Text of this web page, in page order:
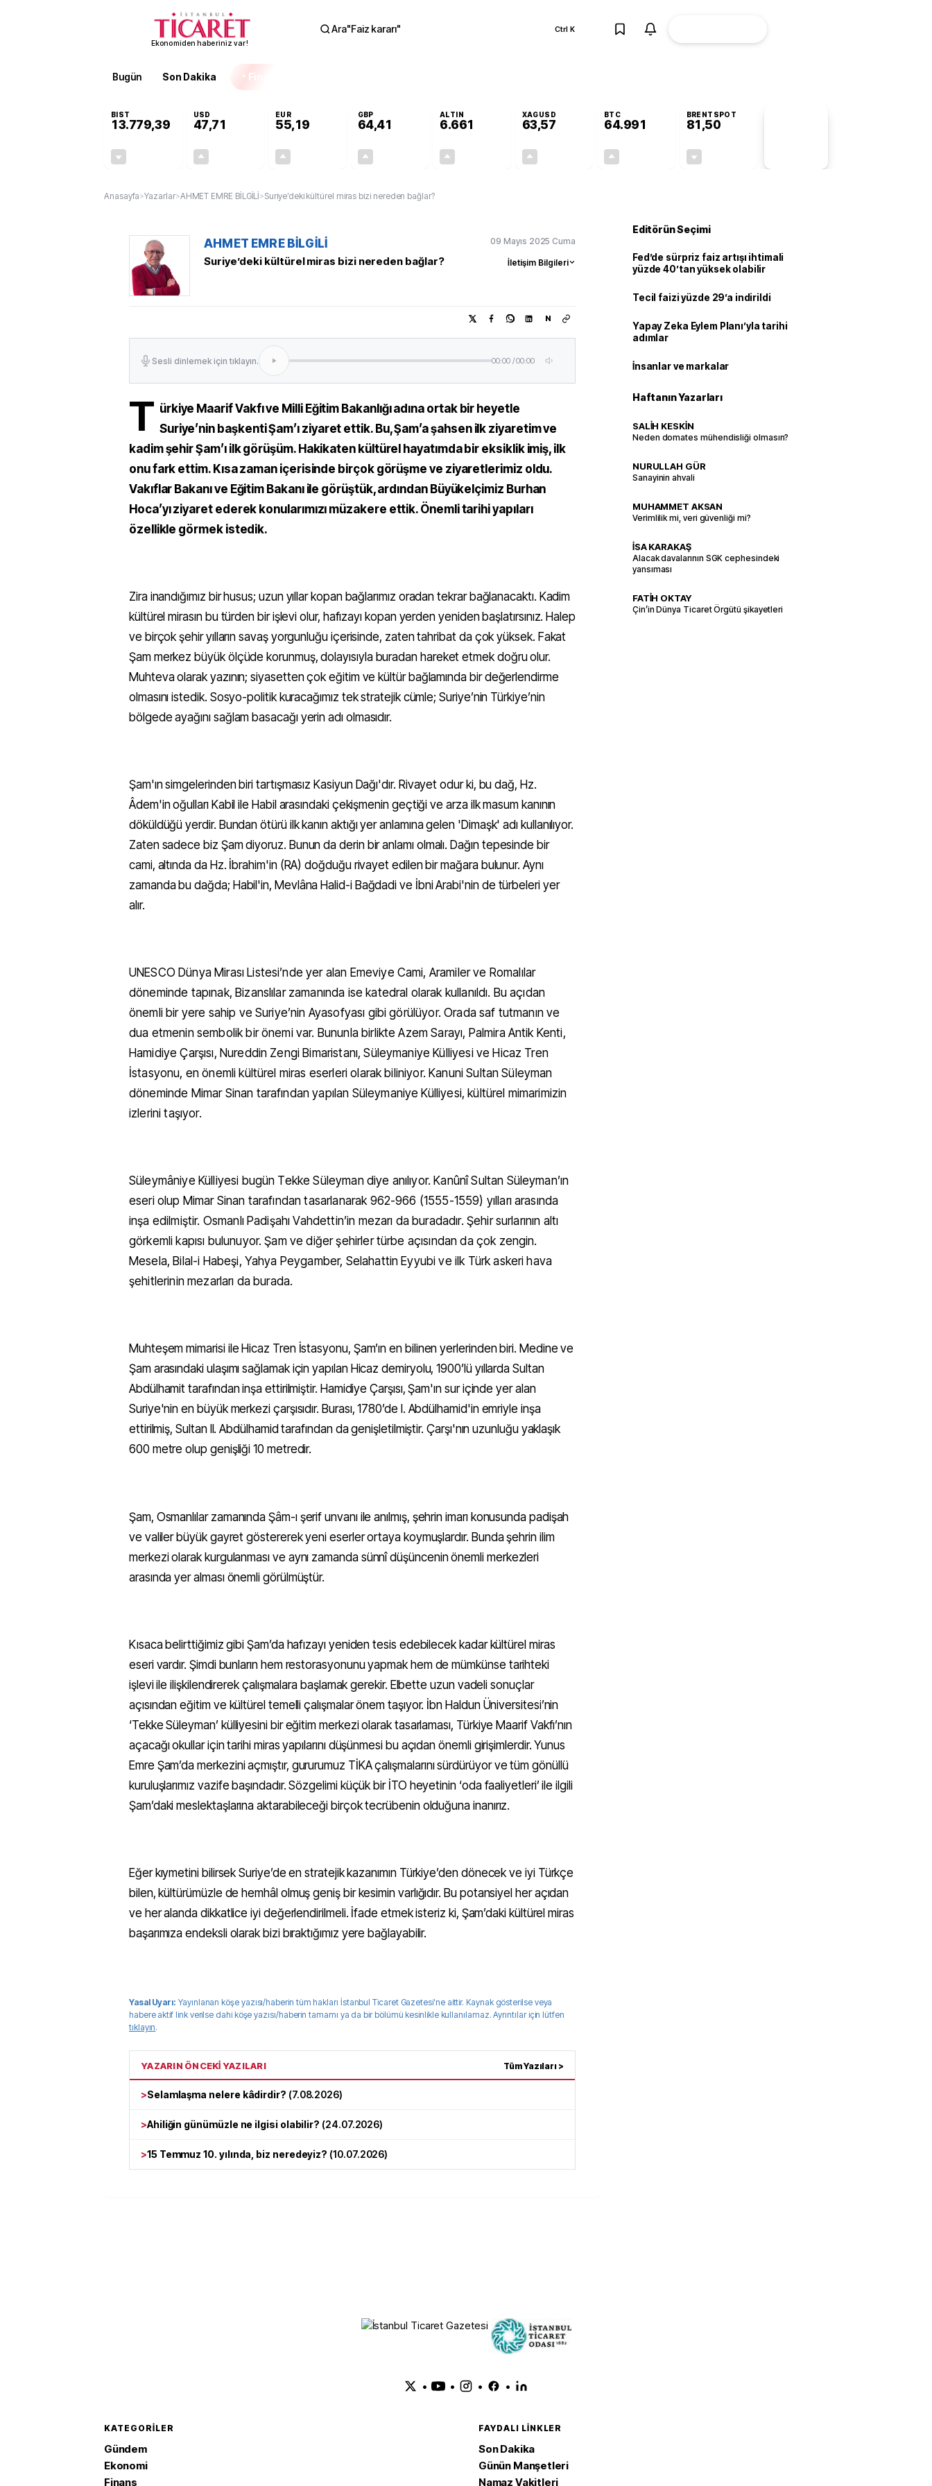
Ekonomiden haberiniz var!
Ara"Faiz kararı" Ctrl K
Bugün Son Dakika Finans
BIST
13.779,39
USD
47,71
EUR
55,19
GBP
64,41
ALTIN
6.661
XAGUSD
63,57
BTC
64.991
BRENTSPOT
81,50
Anasayfa>Yazarlar>AHMET EMRE BİLGİLİ>Suriye’deki kültürel miras bizi nereden bağlar?
AHMET EMRE BİLGİLİ
Suriye’deki kültürel miras bizi nereden bağlar?
09 Mayıs 2025 Cuma
İletişim Bilgileri
N
Sesli dinlemek için tıklayın. 00:00/00:00
T ürkiye Maarif Vakfı ve Milli Eğitim Bakanlığı adına ortak bir heyetle
Suriye’nin başkenti Şam’ı ziyaret ettik. Bu, Şam’a şahsen ilk ziyaretim ve
kadim şehir Şam’ı ilk görüşüm. Hakikaten kültürel hayatımda bir eksiklik imiş, ilk
onu fark ettim. Kısa zaman içerisinde birçok görüşme ve ziyaretlerimiz oldu.
Vakıflar Bakanı ve Eğitim Bakanı ile görüştük, ardından Büyükelçimiz Burhan
Hoca’yı ziyaret ederek konularımızı müzakere ettik. Önemli tarihi yapıları
özellikle görmek istedik.
Zira inandığımız bir husus; uzun yıllar kopan bağlarımız oradan tekrar bağlanacaktı. Kadim
kültürel mirasın bu türden bir işlevi olur, hafızayı kopan yerden yeniden başlatırsınız. Halep
ve birçok şehir yılların savaş yorgunluğu içerisinde, zaten tahribat da çok yüksek. Fakat
Şam merkez büyük ölçüde korunmuş, dolayısıyla buradan hareket etmek doğru olur.
Muhteva olarak yazının; siyasetten çok eğitim ve kültür bağlamında bir değerlendirme
olmasını istedik. Sosyo-politik kuracağımız tek stratejik cümle; Suriye’nin Türkiye’nin
bölgede ayağını sağlam basacağı yerin adı olmasıdır.
Şam'ın simgelerinden biri tartışmasız Kasiyun Dağı'dır. Rivayet odur ki, bu dağ, Hz.
Âdem'in oğulları Kabil ile Habil arasındaki çekişmenin geçtiği ve arza ilk masum kanının
döküldüğü yerdir. Bundan ötürü ilk kanın aktığı yer anlamına gelen 'Dimaşk' adı kullanılıyor.
Zaten sadece biz Şam diyoruz. Bunun da derin bir anlamı olmalı. Dağın tepesinde bir
cami, altında da Hz. İbrahim'in (RA) doğduğu rivayet edilen bir mağara bulunur. Aynı
zamanda bu dağda; Habil'in, Mevlâna Halid-i Bağdadi ve İbni Arabi'nin de türbeleri yer
alır.
UNESCO Dünya Mirası Listesi’nde yer alan Emeviye Cami, Aramiler ve Romalılar
döneminde tapınak, Bizanslılar zamanında ise katedral olarak kullanıldı. Bu açıdan
önemli bir yere sahip ve Suriye’nin Ayasofyası gibi görülüyor. Orada saf tutmanın ve
dua etmenin sembolik bir önemi var. Bununla birlikte Azem Sarayı, Palmira Antik Kenti,
Hamidiye Çarşısı, Nureddin Zengi Bimaristanı, Süleymaniye Külliyesi ve Hicaz Tren
İstasyonu, en önemli kültürel miras eserleri olarak biliniyor. Kanuni Sultan Süleyman
döneminde Mimar Sinan tarafından yapılan Süleymaniye Külliyesi, kültürel mimarimizin
izlerini taşıyor.
Süleymâniye Külliyesi bugün Tekke Süleyman diye anılıyor. Kanûnî Sultan Süleyman’ın
eseri olup Mimar Sinan tarafından tasarlanarak 962-966 (1555-1559) yılları arasında
inşa edilmiştir. Osmanlı Padişahı Vahdettin’in mezarı da buradadır. Şehir surlarının altı
görkemli kapısı bulunuyor. Şam ve diğer şehirler türbe açısından da çok zengin.
Mesela, Bilal-i Habeşi, Yahya Peygamber, Selahattin Eyyubi ve ilk Türk askeri hava
şehitlerinin mezarları da burada.
Muhteşem mimarisi ile Hicaz Tren İstasyonu, Şam’ın en bilinen yerlerinden biri. Medine ve
Şam arasındaki ulaşımı sağlamak için yapılan Hicaz demiryolu, 1900’lü yıllarda Sultan
Abdülhamit tarafından inşa ettirilmiştir. Hamidiye Çarşısı, Şam'ın sur içinde yer alan
Suriye'nin en büyük merkezi çarşısıdır. Burası, 1780’de I. Abdülhamid'in emriyle inşa
ettirilmiş, Sultan II. Abdülhamid tarafından da genişletilmiştir. Çarşı'nın uzunluğu yaklaşık
600 metre olup genişliği 10 metredir.
Şam, Osmanlılar zamanında Şâm-ı şerif unvanı ile anılmış, şehrin imarı konusunda padişah
ve valiler büyük gayret göstererek yeni eserler ortaya koymuşlardır. Bunda şehrin ilim
merkezi olarak kurgulanması ve aynı zamanda sünnî düşüncenin önemli merkezleri
arasında yer alması önemli görülmüştür.
Kısaca belirttiğimiz gibi Şam’da hafızayı yeniden tesis edebilecek kadar kültürel miras
eseri vardır. Şimdi bunların hem restorasyonunu yapmak hem de mümkünse tarihteki
işlevi ile ilişkilendirerek çalışmalara başlamak gerekir. Elbette uzun vadeli sonuçlar
açısından eğitim ve kültürel temelli çalışmalar önem taşıyor. İbn Haldun Üniversitesi’nin
‘Tekke Süleyman’ külliyesini bir eğitim merkezi olarak tasarlaması, Türkiye Maarif Vakfı’nın
açacağı okullar için tarihi miras yapılarını düşünmesi bu açıdan önemli girişimlerdir. Yunus
Emre Şam’da merkezini açmıştır, gururumuz TİKA çalışmalarını sürdürüyor ve tüm gönüllü
kuruluşlarımız vazife başındadır. Sözgelimi küçük bir İTO heyetinin ‘oda faaliyetleri’ ile ilgili
Şam’daki meslektaşlarına aktarabileceği birçok tecrübenin olduğuna inanırız.
Eğer kıymetini bilirsek Suriye’de en stratejik kazanımın Türkiye’den dönecek ve iyi Türkçe
bilen, kültürümüzle de hemhâl olmuş geniş bir kesimin varlığıdır. Bu potansiyel her açıdan
ve her alanda dikkatlice iyi değerlendirilmeli. İfade etmek isteriz ki, Şam’daki kültürel miras
başarımıza endeksli olarak bizi bıraktığımız yere bağlayabilir.
Yasal Uyarı: Yayınlanan köşe yazısı/haberin tüm hakları İstanbul Ticaret Gazetesi'ne aittir. Kaynak gösterilse veya
habere aktif link verilse dahi köşe yazısı/haberin tamamı ya da bir bölümü kesinlikle kullanılamaz. Ayrıntılar için lütfen
tıklayın.
YAZARIN ÖNCEKİ YAZILARI Tüm Yazıları >
>Selamlaşma nelere kâdirdir? (7.08.2026)
>Ahiliğin günümüzle ne ilgisi olabilir? (24.07.2026)
>15 Temmuz 10. yılında, biz neredeyiz? (10.07.2026)
Editörün Seçimi
Fed’de sürpriz faiz artışı ihtimali
yüzde 40’tan yüksek olabilir
Tecil faizi yüzde 29’a indirildi
Yapay Zeka Eylem Planı’yla tarihi
adımlar
İnsanlar ve markalar
Haftanın Yazarları
SALİH KESKİN
Neden domates mühendisliği olmasın?
NURULLAH GÜR
Sanayinin ahvali
MUHAMMET AKSAN
Verimlilik mi, veri güvenliği mi?
İSA KARAKAŞ
Alacak davalarının SGK cephesindeki
yansıması
FATİH OKTAY
Çin’in Dünya Ticaret Örgütü şikayetleri
• • • •
KATEGORILER
Gündem
Ekonomi
Finans
FAYDALI LINKLER
Son Dakika
Günün Manşetleri
Namaz Vakitleri